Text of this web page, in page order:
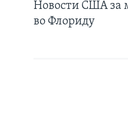
Новости США за
во Флориду